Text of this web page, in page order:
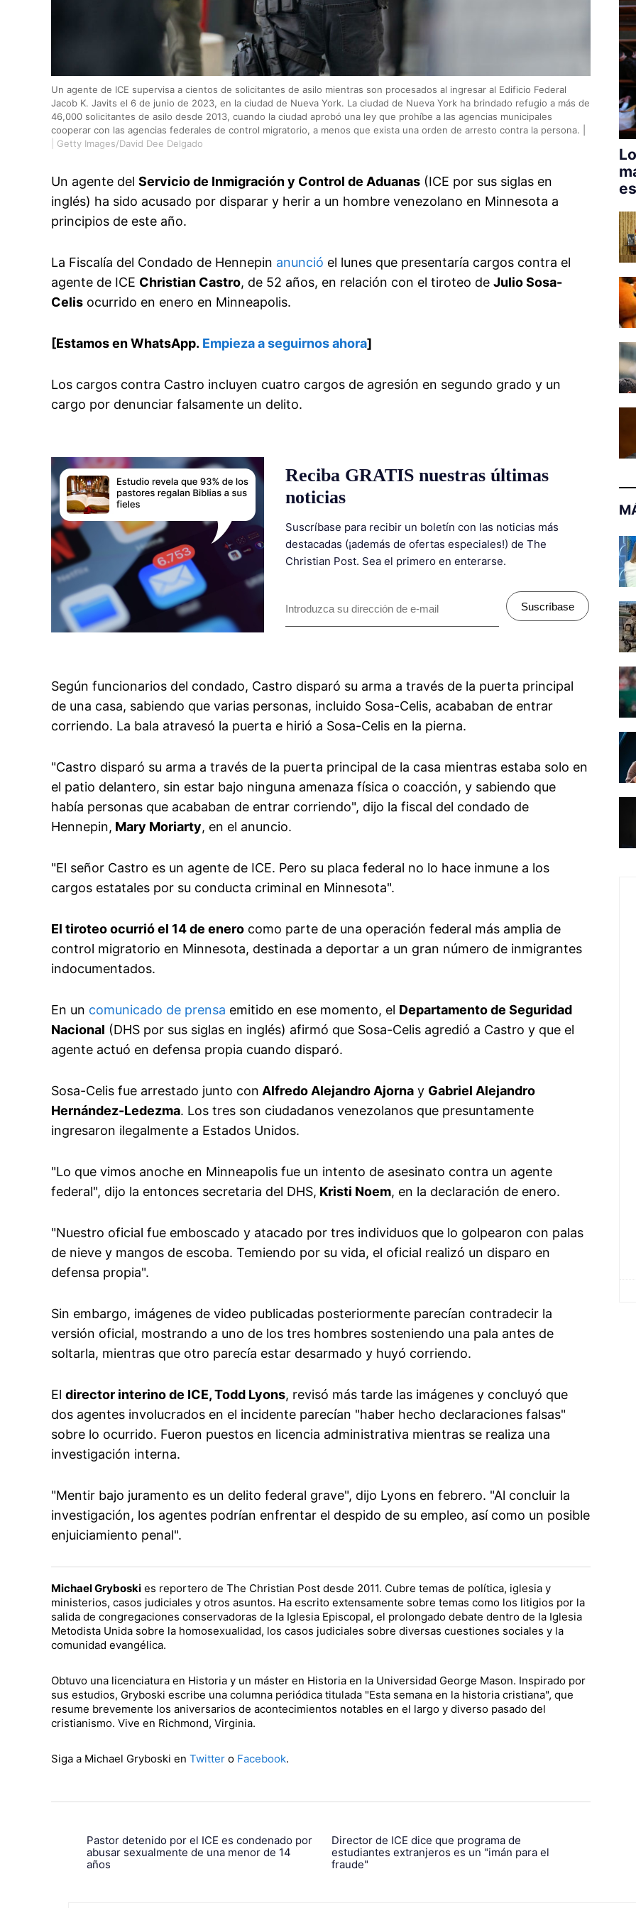
Un agente de ICE supervisa a cientos de solicitantes de asilo mientras son procesados al ingresar al Edificio Federal
Jacob K. Javits el 6 de junio de 2023, en la ciudad de Nueva York. La ciudad de Nueva York ha brindado refugio a más de
46,000 solicitantes de asilo desde 2013, cuando la ciudad aprobó una ley que prohíbe a las agencias municipales
cooperar con las agencias federales de control migratorio, a menos que exista una orden de arresto contra la persona. |
Getty Images/David Dee Delgado
Un agente del Servicio de Inmigración y Control de Aduanas (ICE por sus siglas en
inglés) ha sido acusado por disparar y herir a un hombre venezolano en Minnesota a
principios de este año.
La Fiscalía del Condado de Hennepin anunció el lunes que presentaría cargos contra el
agente de ICE Christian Castro, de 52 años, en relación con el tiroteo de Julio Sosa-
Celis ocurrido en enero en Minneapolis.
[Estamos en WhatsApp. Empieza a seguirnos ahora]
Los cargos contra Castro incluyen cuatro cargos de agresión en segundo grado y un
cargo por denunciar falsamente un delito.
Reciba GRATIS nuestras últimas
noticias
Suscríbase para recibir un boletín con las noticias más
destacadas (¡además de ofertas especiales!) de The
Christian Post. Sea el primero en enterarse.
Suscríbase
Según funcionarios del condado, Castro disparó su arma a través de la puerta principal
de una casa, sabiendo que varias personas, incluido Sosa-Celis, acababan de entrar
corriendo. La bala atravesó la puerta e hirió a Sosa-Celis en la pierna.
"Castro disparó su arma a través de la puerta principal de la casa mientras estaba solo en
el patio delantero, sin estar bajo ninguna amenaza física o coacción, y sabiendo que
había personas que acababan de entrar corriendo", dijo la fiscal del condado de
Hennepin, Mary Moriarty, en el anuncio.
"El señor Castro es un agente de ICE. Pero su placa federal no lo hace inmune a los
cargos estatales por su conducta criminal en Minnesota".
El tiroteo ocurrió el 14 de enero como parte de una operación federal más amplia de
control migratorio en Minnesota, destinada a deportar a un gran número de inmigrantes
indocumentados.
En un comunicado de prensa emitido en ese momento, el Departamento de Seguridad
Nacional (DHS por sus siglas en inglés) afirmó que Sosa-Celis agredió a Castro y que el
agente actuó en defensa propia cuando disparó.
Sosa-Celis fue arrestado junto con Alfredo Alejandro Ajorna y Gabriel Alejandro
Hernández-Ledezma. Los tres son ciudadanos venezolanos que presuntamente
ingresaron ilegalmente a Estados Unidos.
"Lo que vimos anoche en Minneapolis fue un intento de asesinato contra un agente
federal", dijo la entonces secretaria del DHS, Kristi Noem, en la declaración de enero.
"Nuestro oficial fue emboscado y atacado por tres individuos que lo golpearon con palas
de nieve y mangos de escoba. Temiendo por su vida, el oficial realizó un disparo en
defensa propia".
Sin embargo, imágenes de video publicadas posteriormente parecían contradecir la
versión oficial, mostrando a uno de los tres hombres sosteniendo una pala antes de
soltarla, mientras que otro parecía estar desarmado y huyó corriendo.
El director interino de ICE, Todd Lyons, revisó más tarde las imágenes y concluyó que
dos agentes involucrados en el incidente parecían "haber hecho declaraciones falsas"
sobre lo ocurrido. Fueron puestos en licencia administrativa mientras se realiza una
investigación interna.
"Mentir bajo juramento es un delito federal grave", dijo Lyons en febrero. "Al concluir la
investigación, los agentes podrían enfrentar el despido de su empleo, así como un posible
enjuiciamiento penal".
Michael Gryboski es reportero de The Christian Post desde 2011. Cubre temas de política, iglesia y
ministerios, casos judiciales y otros asuntos. Ha escrito extensamente sobre temas como los litigios por la
salida de congregaciones conservadoras de la Iglesia Episcopal, el prolongado debate dentro de la Iglesia
Metodista Unida sobre la homosexualidad, los casos judiciales sobre diversas cuestiones sociales y la
comunidad evangélica.
Obtuvo una licenciatura en Historia y un máster en Historia en la Universidad George Mason. Inspirado por
sus estudios, Gryboski escribe una columna periódica titulada "Esta semana en la historia cristiana", que
resume brevemente los aniversarios de acontecimientos notables en el largo y diverso pasado del
cristianismo. Vive en Richmond, Virginia.
Siga a Michael Gryboski en Twitter o Facebook.
Pastor detenido por el ICE es condenado por
abusar sexualmente de una menor de 14
años
Director de ICE dice que programa de
estudiantes extranjeros es un "imán para el
fraude"